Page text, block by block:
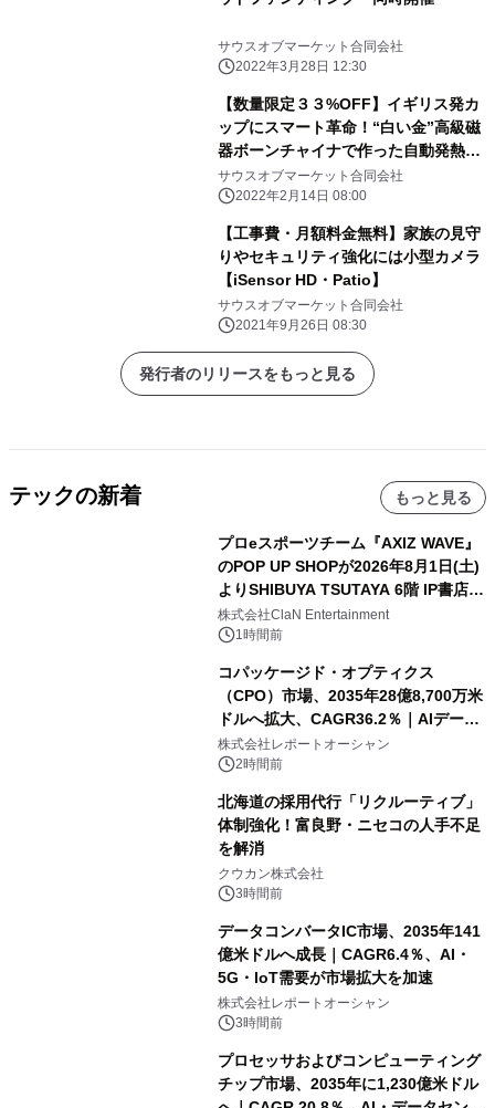
サウスオブマーケット合同会社
2022年3月28日 12:30
【数量限定３３%OFF】イギリス発カ
ップにスマート革命！“白い金”高級磁
器ボーンチャイナで作った自動発熱マ
グ
サウスオブマーケット合同会社
2022年2月14日 08:00
【工事費・月額料金無料】家族の見守
りやセキュリティ強化には小型カメラ
【iSensor HD・Patio】
サウスオブマーケット合同会社
2021年9月26日 08:30
発行者のリリースをもっと見る
テックの新着 もっと見る
プロeスポーツチーム『AXIZ WAVE』
のPOP UP SHOPが2026年8月1日(土)
よりSHIBUYA TSUTAYA 6階 IP書店で
開催決定！！
株式会社ClaN Entertainment
1時間前
コパッケージド・オプティクス
（CPO）市場、2035年28億8,700万米
ドルへ拡大、CAGR36.2％｜AIデータ
センター・高速光通信需要が成長を加
速
株式会社レポートオーシャン
2時間前
北海道の採用代行「リクルーティブ」
体制強化！富良野・ニセコの人手不足
を解消
クウカン株式会社
3時間前
データコンバータIC市場、2035年141
億米ドルへ成長｜CAGR6.4％、AI・
5G・IoT需要が市場拡大を加速
株式会社レポートオーシャン
3時間前
プロセッサおよびコンピューティング
チップ市場、2035年に1,230億米ドル